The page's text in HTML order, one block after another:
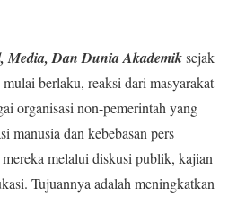
Media, Dan Dunia Akademiksejak
berlaku, reaksi dari masyarakat
organisasi non-pemerintah yang
manusia dan kebebasan pers
melalui diskusi publik, kajian
Tujuannya adalah meningkatkan